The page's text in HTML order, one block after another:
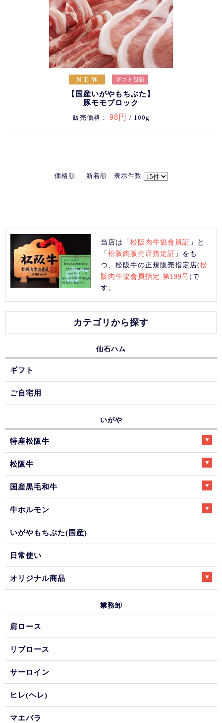
【国産いがやもちぶた】
豚モモブロック
販売価格： 98円 / 100g
価格順 新着順 表示件数
当店は「松阪肉牛協會員証 」と
「松阪肉販売店指定証 」をも
つ、松阪牛の正規販売指定店(松
阪肉牛協會員指定 第199号)で
す。
カテゴリから探す
仙石ハム
ギフト
ご自宅用
いがや
特産松阪牛
松阪牛
国産黒毛和牛
牛ホルモン
いがやもちぶた(国産)
日常使い
オリジナル商品
業務卸
肩ロース
リブロース
サーロイン
ヒレ(ヘレ)
マエバラ